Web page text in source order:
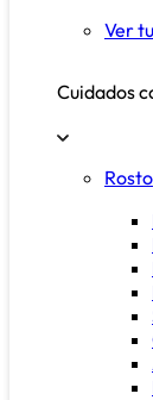
Ver
Cuidados
Rosto